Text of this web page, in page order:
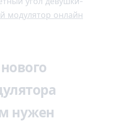
модулятор онлайн
нужен